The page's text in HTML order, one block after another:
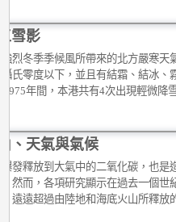
雪影
烈冬季季候風所帶來的北方嚴寒天
氏零度以下，並且有結霜、結冰、
1975年間，本港共有4次出現輕微降
、天氣與氣候
發釋放到大氣中的二氧化碳，也是
然而，各項研究顯示在過去一個世
遠遠超過由陸地和海底火山所釋放